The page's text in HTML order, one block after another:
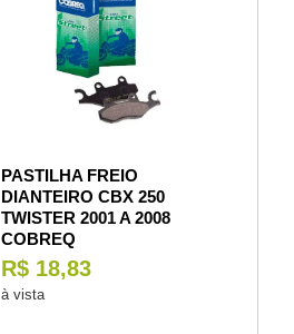
PASTILHA FREIO
DIANTEIRO CBX 250
TWISTER 2001 A 2008
COBREQ
R$ 18,83
à vista